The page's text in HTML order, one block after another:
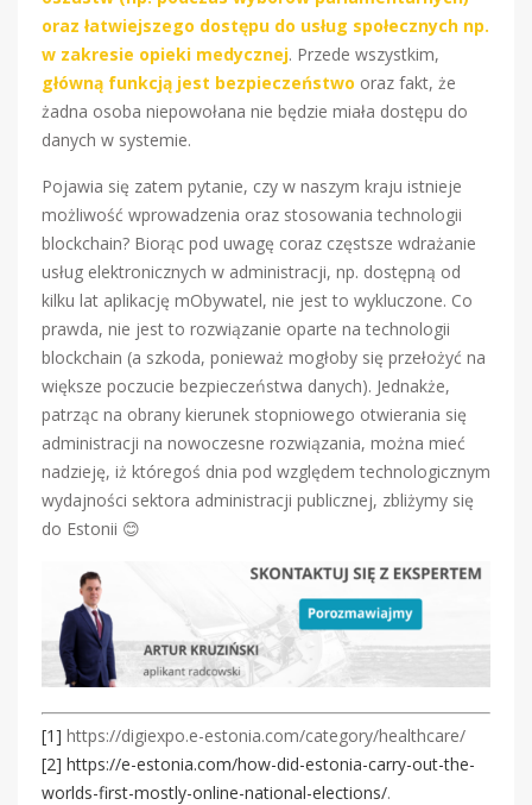
oraz łatwiejszego dostępu do usług społecznych np.
w zakresie opieki medycznej. Przede wszystkim,
główną funkcją jest bezpieczeństwo oraz fakt, że
żadna osoba niepowołana nie będzie miała dostępu do
danych w systemie.
Pojawia się zatem pytanie, czy w naszym kraju istnieje
możliwość wprowadzenia oraz stosowania technologii
blockchain? Biorąc pod uwagę coraz częstsze wdrażanie
usług elektronicznych w administracji, np. dostępną od
kilku lat aplikację mObywatel, nie jest to wykluczone. Co
prawda, nie jest to rozwiązanie oparte na technologii
blockchain (a szkoda, ponieważ mogłoby się przełożyć na
większe poczucie bezpieczeństwa danych). Jednakże,
patrząc na obrany kierunek stopniowego otwierania się
administracji na nowoczesne rozwiązania, można mieć
nadzieję, iż któregoś dnia pod względem technologicznym
wydajności sektora administracji publicznej, zbliżymy się
do Estonii 😊
[1] https://digiexpo.e-estonia.com/category/healthcare/
[2] https://e-estonia.com/how-did-estonia-carry-out-the-
worlds-first-mostly-online-national-elections/.